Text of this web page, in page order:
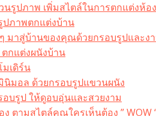
นรูปภาพ เพิ่มสไตล์ในการตกแต่งห้อง
ปภาพตกแต่งบ้าน
มาสู่บ้านของคุณด้วยกรอบรูปและง
กแต่งผนังบ้าน
เดิร์น
นิมอล ด้วยกรอบรูปแขวนผนัง
บรูป ให้ดูอบอุ่นและสวยงาม
ตามสไตล์คุณใครเห็นต้อง ” WOW